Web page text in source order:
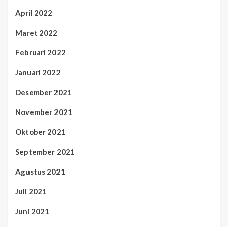
April 2022
Maret 2022
Februari 2022
Januari 2022
Desember 2021
November 2021
Oktober 2021
September 2021
Agustus 2021
Juli 2021
Juni 2021